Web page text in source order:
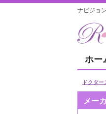
ナビジョ
ホー
ドクタ
メー